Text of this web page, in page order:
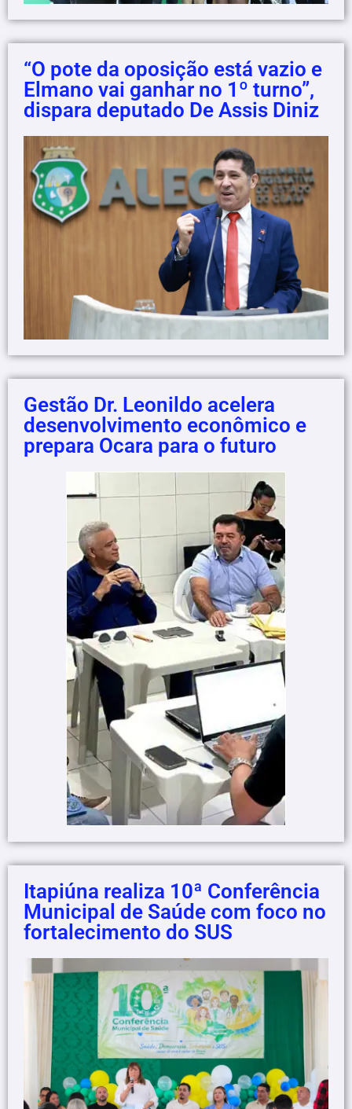
“O pote da oposição está vazio e
Elmano vai ganhar no 1º turno”,
dispara deputado De Assis Diniz
Gestão Dr. Leonildo acelera
desenvolvimento econômico e
prepara Ocara para o futuro
Itapiúna realiza 10ª Conferência
Municipal de Saúde com foco no
fortalecimento do SUS